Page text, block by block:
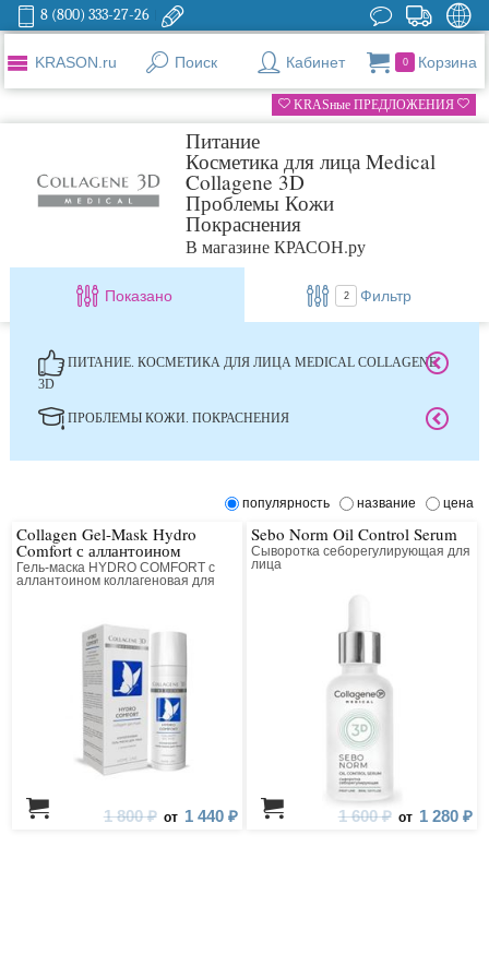
8 (800) 333-27-26
KRASON.ru Поиск Кабинет 0 Корзина
KRASные ПРЕДЛОЖЕНИЯ
Питание
Косметика для лица Medical
Collagene 3D
Проблемы Кожи
Покраснения
В магазине КРАСОН.ру
Показано 2 Фильтр
ПИТАНИЕ. КОСМЕТИКА ДЛЯ ЛИЦА MEDICAL COLLAGENE
3D
ПРОБЛЕМЫ КОЖИ. ПОКРАСНЕНИЯ
популярность название цена
Collagen Gel-Mask Hydro
Comfort с аллантоином
Гель-маска HYDRO COMFORT с
аллантоином коллагеновая для
1 800 ₽ от 1 440 ₽
Sebo Norm Oil Control Serum
Сыворотка себорегулирующая для
лица
1 600 ₽ от 1 280 ₽